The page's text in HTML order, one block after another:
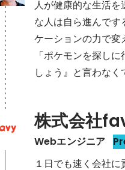
人が健康的な生活
な人は自ら進んです
ケーションの力で変
「ポケモンを探し
しょう』と言わなく
株式会社
Webエンジニア
１日でも速く会社